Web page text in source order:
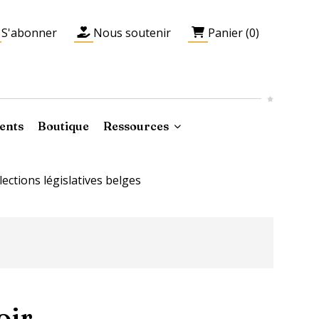
S'abonner Nous soutenir Panier (0)
Boutique Ressources
législatives belges